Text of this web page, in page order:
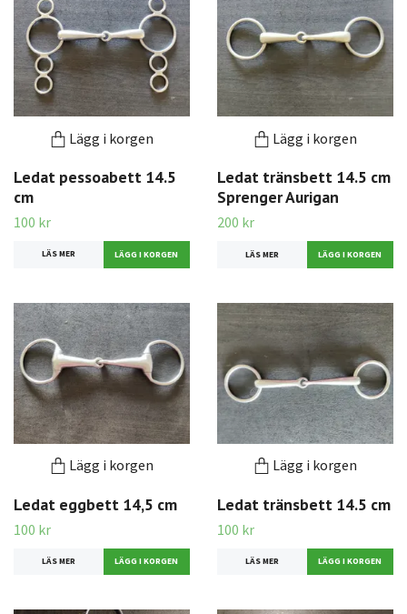
Lägg i korgen
Ledat pessoabett 14.5
cm
100 kr
LÄS MER
Lägg i korgen
Ledat tränsbett 14.5 cm
Sprenger Aurigan
200 kr
LÄS MER
Lägg i korgen
Ledat eggbett 14,5 cm
100 kr
LÄS MER
Lägg i korgen
Ledat tränsbett 14.5 cm
100 kr
LÄS MER